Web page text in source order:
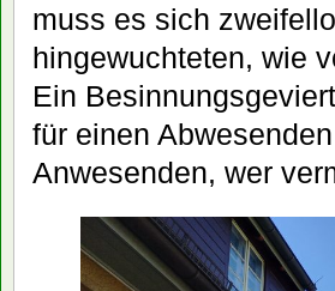
muss es sich
hingewuchteten, wie
Ein
für einen
Anwesenden, wer